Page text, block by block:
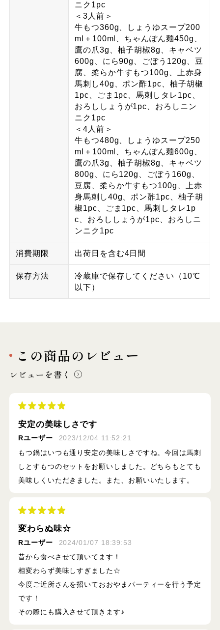
ニク1pc
＜3人前＞
牛もつ360g、しょうゆスープ200
ml＋100ml、ちゃんぽん麺450g、
鷹の爪3g、柚子胡椒8g、キャベツ
600g、にら90g、ごぼう120g、豆
腐、柔らか牛すもつ100g、上赤身
馬刺し40g、ポン酢1pc、柚子胡椒
1pc、ごま1pc、馬刺しタレ1pc、
おろししょうが1pc、おろしニン
ニク1pc
＜4人前＞
牛もつ480g、しょうゆスープ250
ml＋100ml、ちゃんぽん麺600g、
鷹の爪3g、柚子胡椒8g、キャベツ
800g、にら120g、ごぼう160g、
豆腐、柔らか牛すもつ100g、上赤
身馬刺し40g、ポン酢1pc、柚子胡
椒1pc、ごま1pc、馬刺しタレ1p
c、おろししょうが1pc、おろしニ
ンニク1pc
消費期限 出荷日を含む4日間
保存方法
冷蔵庫で保存してください（10℃
以下）
この商品のレビュー
レビューを書く
安定の美味しさです
Rユーザー
2023/12/04 11:52:21
もつ鍋はいつも通り安定の美味しさですね。今回は馬刺
しとすもつのセットをお願いしました。どちらもとても
美味しくいただきました。また、お願いいたします。
変わらぬ味☆
Rユーザー
2024/01/07 18:39:53
昔から食べさせて頂いてます！
相変わらず美味しすぎました☆
今度ご近所さんを招いておおやまパーティーを行う予定
です！
その際にも購入させて頂きます♪